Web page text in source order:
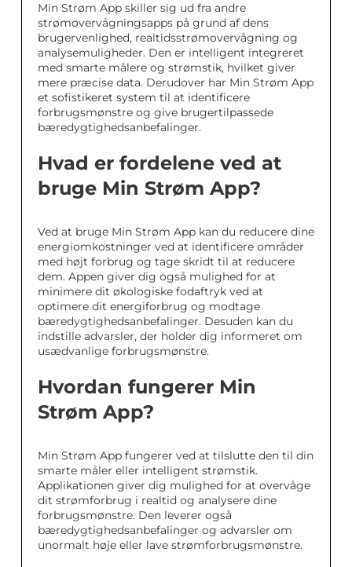
Min Strøm App skiller sig ud fra andre
strømovervågningsapps på grund af dens
brugervenlighed, realtidsstrømovervågning og
analysemuligheder. Den er intelligent integreret
med smarte målere og strømstik, hvilket giver
mere præcise data. Derudover har Min Strøm App
et sofistikeret system til at identificere
forbrugsmønstre og give brugertilpassede
bæredygtighedsanbefalinger.
Hvad er fordelene ved at
bruge Min Strøm App?
Ved at bruge Min Strøm App kan du reducere dine
energiomkostninger ved at identificere områder
med højt forbrug og tage skridt til at reducere
dem. Appen giver dig også mulighed for at
minimere dit økologiske fodaftryk ved at
optimere dit energiforbrug og modtage
bæredygtighedsanbefalinger. Desuden kan du
indstille advarsler, der holder dig informeret om
usædvanlige forbrugsmønstre.
Hvordan fungerer Min
Strøm App?
Min Strøm App fungerer ved at tilslutte den til din
smarte måler eller intelligent strømstik.
Applikationen giver dig mulighed for at overvåge
dit strømforbrug i realtid og analysere dine
forbrugsmønstre. Den leverer også
bæredygtighedsanbefalinger og advarsler om
unormalt høje eller lave strømforbrugsmønstre.